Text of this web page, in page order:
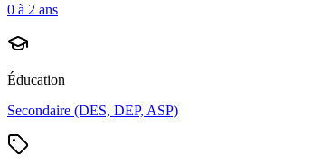
0 à 2 ans
Éducation
Secondaire (DES, DEP, ASP)